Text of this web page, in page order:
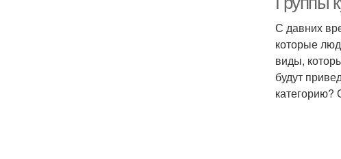
С давних
которые
виды,
будут
категорию?